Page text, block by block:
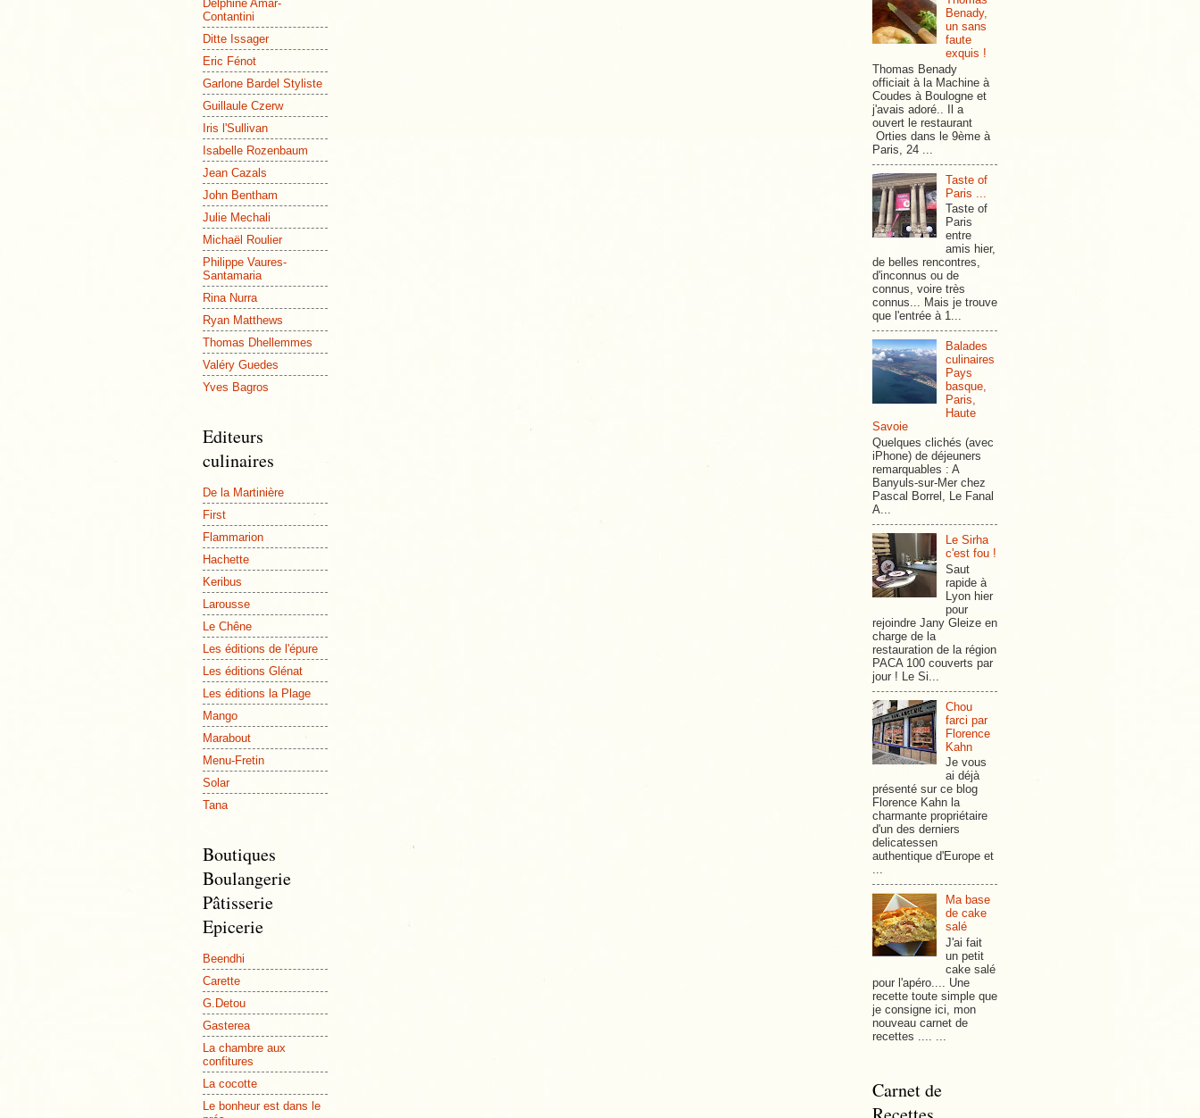
Delphine Amar-
Contantini
Ditte Issager
Eric Fénot
Garlone Bardel Styliste
Guillaule Czerw
Iris l'Sullivan
Isabelle Rozenbaum
Jean Cazals
John Bentham
Julie Mechali
Michaël Roulier
Philippe Vaures-
Santamaria
Rina Nurra
Ryan Matthews
Thomas Dhellemmes
Valéry Guedes
Yves Bagros
Editeurs
culinaires
De la Martinière
First
Flammarion
Hachette
Keribus
Larousse
Le Chêne
Les éditions de l'épure
Les éditions Glénat
Les éditions la Plage
Mango
Marabout
Menu-Fretin
Solar
Tana
Boutiques
Boulangerie
Pâtisserie
Epicerie
Beendhi
Carette
G.Detou
Gasterea
La chambre aux
confitures
La cocotte
Le bonheur est dans le
Benady,
un sans
faute
exquis !
Thomas Benady
officiait à la Machine à
Coudes à Boulogne et
j'avais adoré.. Il a
ouvert le restaurant
Orties dans le 9ème à
Paris, 24 ...
Taste of
Paris ...
Taste of
Paris
entre
amis hier,
de belles rencontres,
d'inconnus ou de
connus, voire très
connus... Mais je trouve
que l'entrée à 1...
Balades
culinaires
Pays
basque,
Paris,
Haute
Savoie
Quelques clichés (avec
iPhone) de déjeuners
remarquables : A
Banyuls-sur-Mer chez
Pascal Borrel, Le Fanal
A...
Le Sirha
c'est fou !
Saut
rapide à
Lyon hier
pour
rejoindre Jany Gleize en
charge de la
restauration de la région
PACA 100 couverts par
jour ! Le Si...
Chou
farci par
Florence
Kahn
Je vous
ai déjà
présenté sur ce blog
Florence Kahn la
charmante propriétaire
d'un des derniers
delicatessen
authentique d'Europe et
...
Ma base
de cake
salé
J'ai fait
un petit
cake salé
pour l'apéro.... Une
recette toute simple que
je consigne ici, mon
nouveau carnet de
recettes .... ...
Carnet de